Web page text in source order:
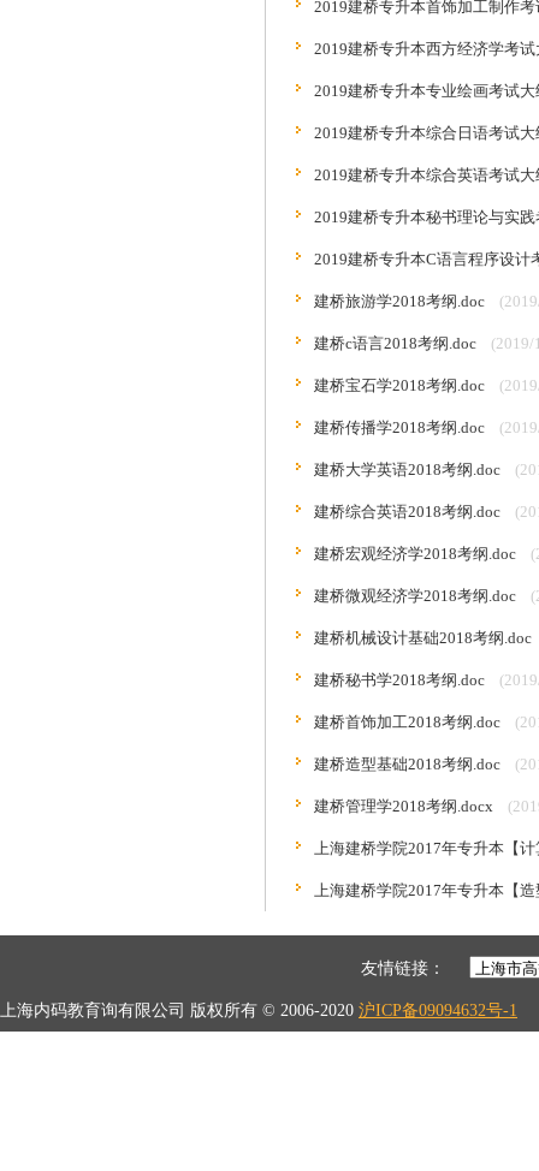
2019建桥专升本首饰加工制作考
2019建桥专升本西方经济学考试
2019建桥专升本专业绘画考试大
2019建桥专升本综合日语考试大
2019建桥专升本综合英语考试大
2019建桥专升本秘书理论与实
2019建桥专升本C语言程序设计
建桥旅游学2018考纲.doc
建桥c语言2018考纲.doc (2019/
建桥宝石学2018考纲.doc
建桥传播学2018考纲.doc
建桥大学英语2018考纲.doc
建桥综合英语2018考纲.doc
建桥宏观经济学2018考纲.doc
建桥微观经济学2018考纲.doc
建桥机械设计基础2018考纲.doc
建桥秘书学2018考纲.doc
建桥首饰加工2018考纲.doc
建桥造型基础2018考纲.doc
建桥管理学2018考纲.docx
上海建桥学院2017年专升本【
上海建桥学院2017年专升本【
友情链接：
上海内码教育询有限公司 版权所有 © 2006-2020 沪ICP备09094632号-1